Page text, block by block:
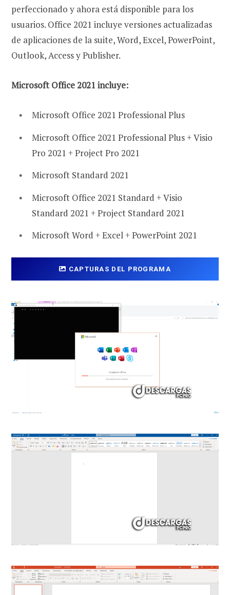
perfeccionado y ahora está disponible para los
usuarios. Office 2021 incluye versiones actualizadas
de aplicaciones de la suite, Word, Excel, PowerPoint,
Outlook, Access y Publisher.
Microsoft Office 2021 incluye:
Microsoft Office 2021 Professional Plus
Microsoft Office 2021 Professional Plus + Visio
Pro 2021 + Project Pro 2021
Microsoft Standard 2021
Microsoft Office 2021 Standard + Visio
Standard 2021 + Project Standard 2021
Microsoft Word + Excel + PowerPoint 2021
CAPTURAS DEL PROGRAMA